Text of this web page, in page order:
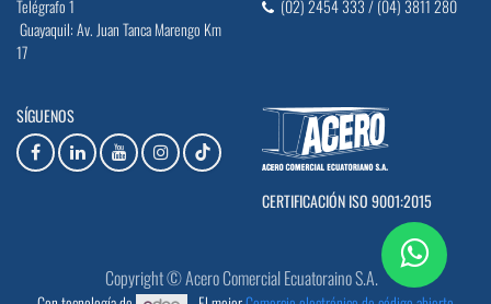
Telégrafo 1
Guayaquil: Av. Juan Tanca Marengo Km
17
(02) 2454 333 / (04) 3811 280
SÍGUENOS
CERTIFICACIÓN ISO 9001:2015
Copyright © Acero Comercial Ecuatoraino S.A.